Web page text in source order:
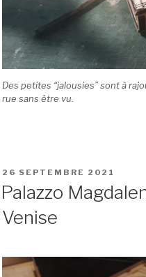
Des petites “jalousies” sont à
rue sans être vu.
PUBLIÉ
LE
26 SEPTEMBRE 2021
Palazzo
Venise